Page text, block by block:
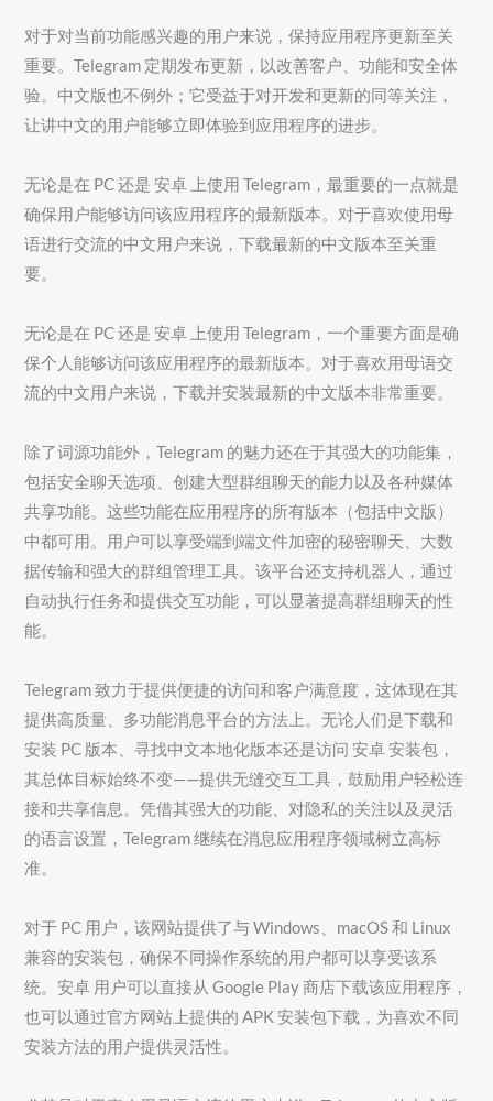
对于对当前功能感兴趣的用户来说，保持应用程序更新至关
重要。Telegram 定期发布更新，以改善客户、功能和安全体
验。中文版也不例外；它受益于对开发和更新的同等关注，
让讲中文的用户能够立即体验到应用程序的进步。
无论是在 PC 还是 安卓 上使用 Telegram，最重要的一点就是
确保用户能够访问该应用程序的最新版本。对于喜欢使用母
语进行交流的中文用户来说，下载最新的中文版本至关重
要。
无论是在 PC 还是 安卓 上使用 Telegram，一个重要方面是确
保个人能够访问该应用程序的最新版本。对于喜欢用母语交
流的中文用户来说，下载并安装最新的中文版本非常重要。
除了词源功能外，Telegram 的魅力还在于其强大的功能集，
包括安全聊天选项、创建大型群组聊天的能力以及各种媒体
共享功能。这些功能在应用程序的所有版本（包括中文版）
中都可用。用户可以享受端到端文件加密的秘密聊天、大数
据传输和强大的群组管理工具。该平台还支持机器人，通过
自动执行任务和提供交互功能，可以显著提高群组聊天的性
能。
Telegram 致力于提供便捷的访问和客户满意度，这体现在其
提供高质量、多功能消息平台的方法上。无论人们是下载和
安装 PC 版本、寻找中文本地化版本还是访问 安卓 安装包，
其总体目标始终不变——提供无缝交互工具，鼓励用户轻松连
接和共享信息。凭借其强大的功能、对隐私的关注以及灵活
的语言设置，Telegram 继续在消息应用程序领域树立高标
准。
对于 PC 用户，该网站提供了与 Windows、macOS 和 Linux
兼容的安装包，确保不同操作系统的用户都可以享受该系
统。安卓 用户可以直接从 Google Play 商店下载该应用程序，
也可以通过官方网站上提供的 APK 安装包下载，为喜欢不同
安装方法的用户提供灵活性。